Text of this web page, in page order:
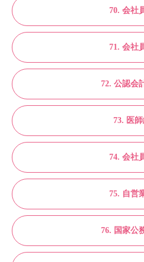
70. 会社
71. 会社
72. 公認会
73. 医
74. 会社
75. 自営
76. 国家公